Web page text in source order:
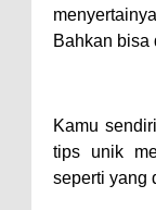
Bahkan bisa
Kamu
tips unik
seperti yang